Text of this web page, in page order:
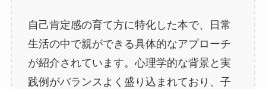
自己肯定感の育て方に特化した本で、日常
生活の中で親ができる具体的なアプローチ
が紹介されています。心理学的な背景と実
践例がバランスよく盛り込まれており、子